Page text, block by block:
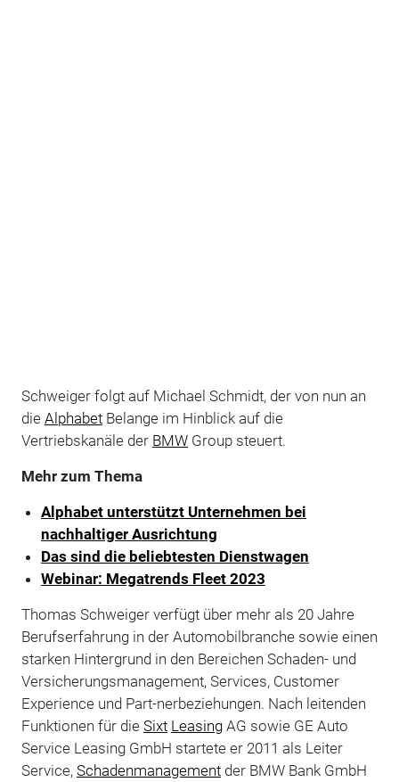
Schweiger folgt auf Michael Schmidt, der von nun an
die AlphabetBelange im Hinblick auf die
Vertriebskanäle der BMWGroup steuert.
Mehr zum Thema
Alphabet unterstützt Unternehmen bei
nachhaltiger Ausrichtung
Das sind die beliebtesten Dienstwagen
Webinar: Megatrends Fleet 2023
Thomas Schweiger verfügt über mehr als 20 Jahre
Berufserfahrung in der Automobilbranche sowie einen
starken Hintergrund in den Bereichen Schaden- und
Versicherungsmanagement, Services, Customer
Experience und Part-nerbeziehungen. Nach leitenden
Funktionen für die Sixt LeasingAG sowie GE Auto
Service Leasing GmbH startete er 2011 als Leiter
Service, Schadenmanagementder BMW Bank GmbH